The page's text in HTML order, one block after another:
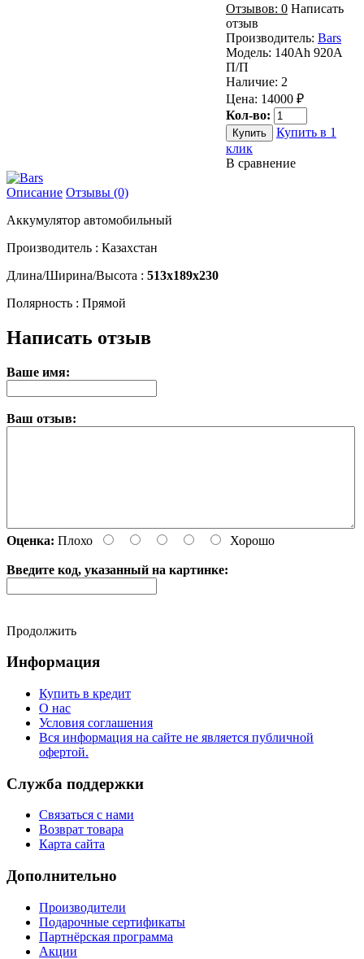
Отзывов: 0 Написать
отзыв
Производитель: Bars
Модель: 140Ah 920A
П/П
Наличие: 2
Цена: 14000 ₽
Кол-во:
Купить в 1
клик
В сравнение
Описание Отзывы (0)
Аккумулятор автомобильный
Производитель : Казахстан
Длина/Ширина/Высота : 513x189x230
Полярность : Прямой
Написать отзыв
Ваше имя:
Ваш отзыв:
Оценка: Плохо Хорошо
Введите код, указанный на картинке:
Продолжить
Информация
Купить в кредит
О нас
Условия соглашения
Вся информация на сайте не является публичной
офертой.
Служба поддержки
Связаться с нами
Возврат товара
Карта сайта
Дополнительно
Производители
Подарочные сертификаты
Партнёрская программа
Акции